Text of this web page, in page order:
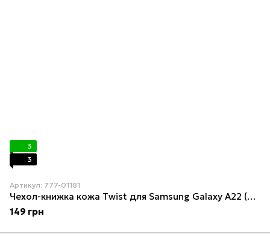
3
3
Артикул: 777-01181
Чехол-книжка кожа Twist для Samsung Galaxy А22 (A225) Зеленый
149 грн